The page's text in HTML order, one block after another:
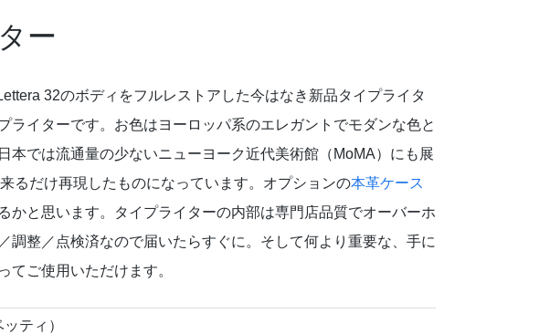
ー
32のボディをフルレストアした今はなき新品タイプライタ
ライターです。お色はヨーロッパ系のエレガントでモダンな色と
本では流通量の少ないニューヨーク近代美術館（MoMA）にも展
るだけ再現したものになっています。オプションの本革ケース
かと思います。タイプライターの内部は専門店品質でオーバーホ
調整／点検済なので届いたらすぐに。そして何より重要な、手に
てご使用いただけます。
ティ）